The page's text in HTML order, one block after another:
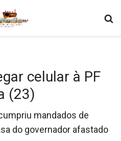
celular à PF
(23)
mandados de
do governador afastado